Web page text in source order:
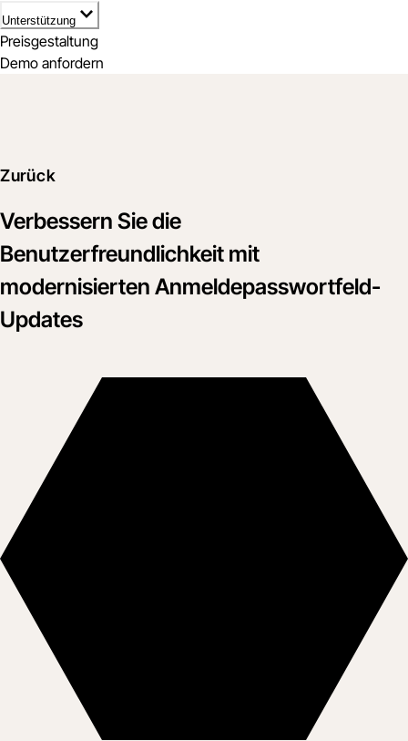
Unterstützung
Preisgestaltung
Demo anfordern
Zurück
Verbessern Sie die
Benutzerfreundlichkeit mit
modernisierten Anmeldepasswortfeld-
Updates